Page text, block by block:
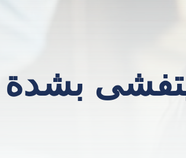
يتفشى بشدة